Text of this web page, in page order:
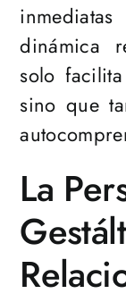
dinámica
solo
sino que
La